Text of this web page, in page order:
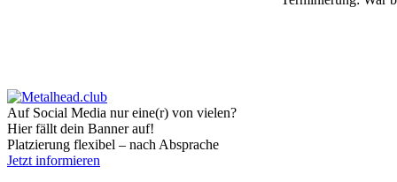
Auf Social Media nur eine(r) von vielen?
Hier fällt dein Banner auf!
Platzierung flexibel – nach Absprache
Jetzt informieren